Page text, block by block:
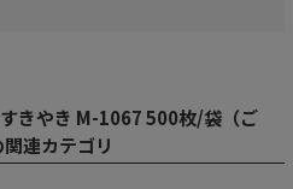
きやき M-1067 500枚/袋（ご
連カテゴリ